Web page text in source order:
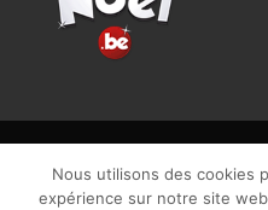
CGU| Vie privée| TVA :
Nous utilisons des cookies
expérience sur notre site